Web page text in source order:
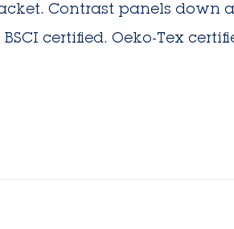
Contrast panels down
certified. Oeko-Tex